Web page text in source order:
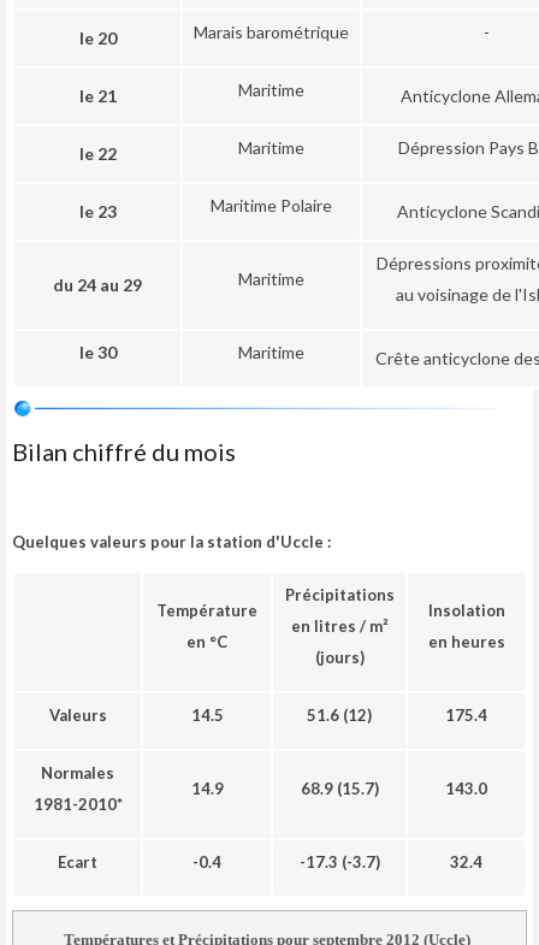
le 20 Marais barométrique -
le 21 Maritime Anticyclone
le 22 Maritime Dépression Pays
le 23 Maritime Polaire Anticyclone
du 24 au 29 Maritime
Dépressions
au voisinage de
le 30 Maritime Crête anticyclone
Bilan chiffré du mois
Quelques valeurs pour la station d'Uccle :
Température
en °C
Précipitations
en litres / m²
(jours)
Insolation
en heures
Valeurs 14.5 51.6 (12) 175.4
Normales
1981-2010*
14.9 68.9 (15.7) 143.0
Ecart -0.4 -17.3 (-3.7) 32.4
Températures et Précipitations pour septembre 2012 (Uccle)